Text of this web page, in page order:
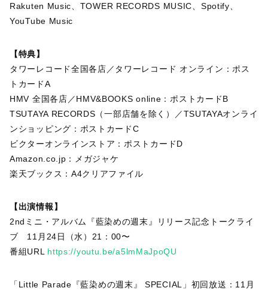
Rakuten Music、TOWER RECORDS MUSIC、Spotify、
YouTube Music
【特典】
タワーレコード全国各店／タワーレコード オンライン：ポス
トカードA
HMV 全国各店／HMV&BOOKS online：ポストカードB
TSUTAYA RECORDS（一部店舗を除く）／TSUTAYAオンライ
ンショッピング：ポストカードC
ビクターオンラインストア：ポストカードD
Amazon.co.jp：メガジャケ
楽天ブックス：A4クリアファイル
【出演情報】
2ndミニ・アルバム『藍染めの週末』リリース記念トークライ
ブ 11月24日（水）21：00〜
番組URL https://youtu.be/a5lmMaJpoQU
「Little Parade『藍染めの週末』 SPECIAL」初回放送：11月